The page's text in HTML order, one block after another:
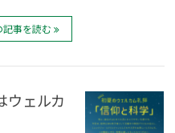
記事を読む
ウェルカ